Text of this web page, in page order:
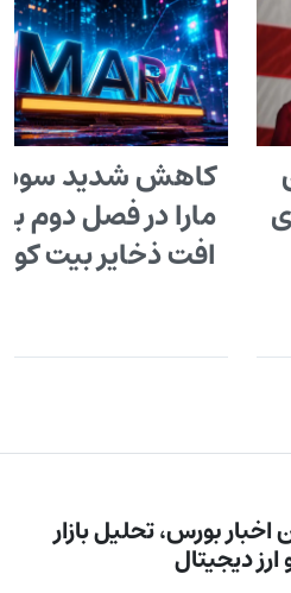
کاهش شدید سود
مارا در فصل دوم با
افت ذخایر بیت
بورس، تحلیل بازار
دیجیتال